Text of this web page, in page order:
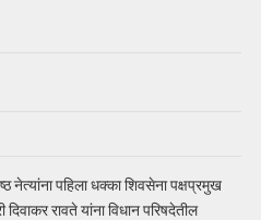
नेत्यांना पहिला धक्का शिवसेना पक्षप्रमुख
रावते यांना विधान परिषदेतील